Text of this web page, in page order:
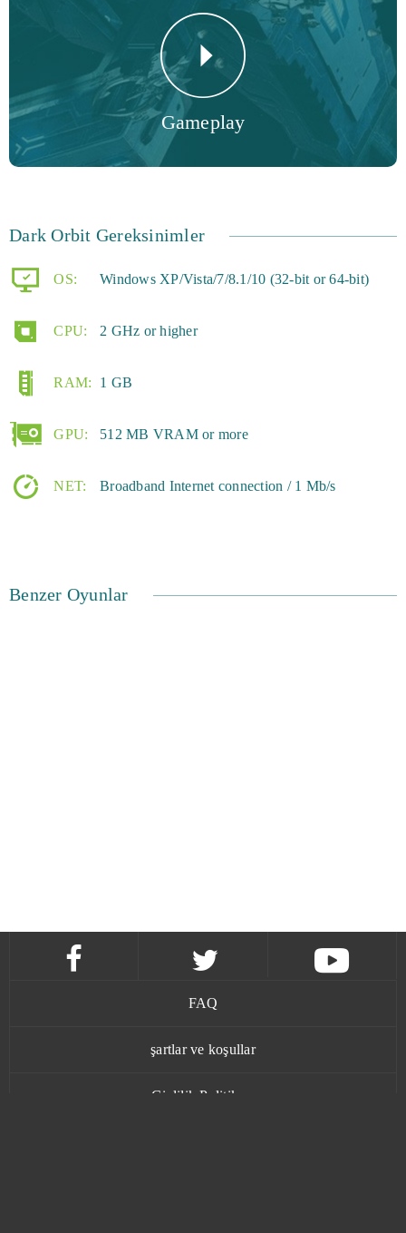
taktiksel becerilerinizi ve bilginizi kullanın.
Geminizi kişiselleştirmenin ve seçebileceğiniz farklı
özelliklere sahip bir dizi farklı gemiyi kişiselleştirmenin
birçok yolu vardır. Oyunda her gün 80 milyon aktif
oyuncu var. Neden bugün onlara katılmıyor ve tehditlerin
Gameplay
Dark Orbit Gereksinimler
OS: Windows XP/Vista/7/8.1/10 (32-bit or 64-bit)
CPU: 2 GHz or higher
RAM: 1 GB
GPU: 512 MB VRAM or more
NET: Broadband Internet connection / 1 Mb/s
Benzer Oyunlar
FAQ
şartlar ve koşullar
Gizlilik Politikası